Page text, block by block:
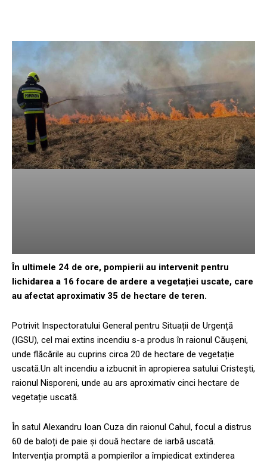
În ultimele 24 de ore, pompierii au intervenit pentru
lichidarea a 16 focare de ardere a vegetației uscate, care
au afectat aproximativ 35 de hectare de teren.
Potrivit Inspectoratului General pentru Situații de Urgență
(IGSU), cel mai extins incendiu s-a produs în raionul Căușeni,
unde flăcările au cuprins circa 20 de hectare de vegetație
uscată.Un alt incendiu a izbucnit în apropierea satului Cristești,
raionul Nisporeni, unde au ars aproximativ cinci hectare de
vegetație uscată.
În satul Alexandru Ioan Cuza din raionul Cahul, focul a distrus
60 de baloți de paie și două hectare de iarbă uscată.
Intervenția promptă a pompierilor a împiedicat extinderea